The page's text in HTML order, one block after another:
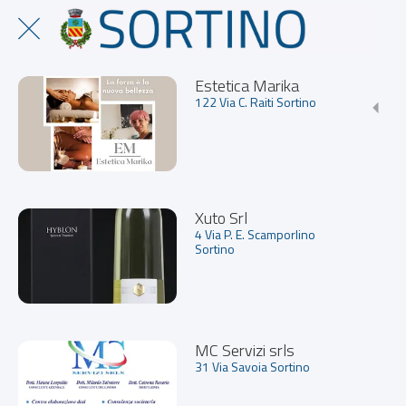
Estetica Marika
122 Via C. Raiti Sortino
Xuto Srl
4 Via P. E. Scamporlino
Sortino
MC Servizi srls
31 Via Savoia Sortino